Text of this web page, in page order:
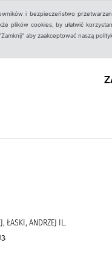
i bezpieczeństwo
plików cookies, by ułatwić
aby zaakceptować naszą
ŁASKI, ANDRZEJ IL.